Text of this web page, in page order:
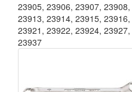
23905, 23906, 23907, 23908,
23913, 23914, 23915, 23916,
23921 , 23922, 23924, 23927,
23937